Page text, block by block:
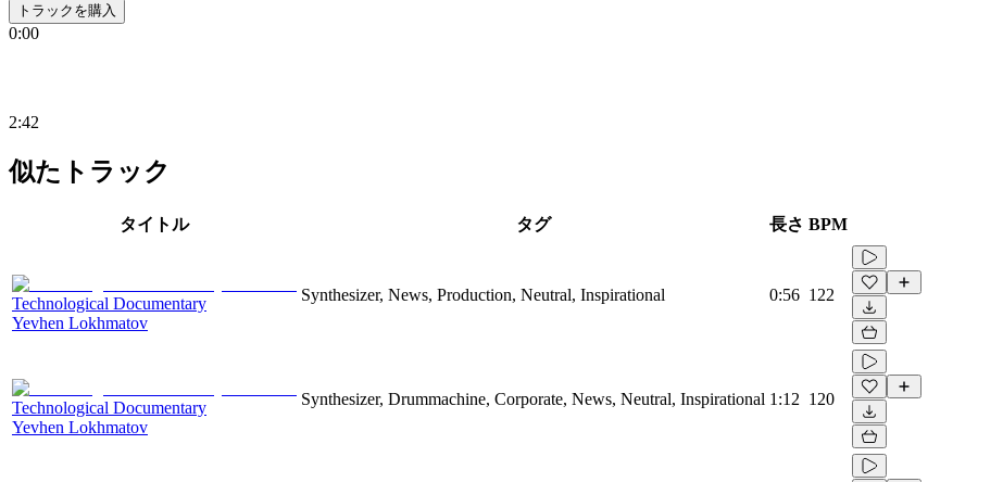
トラックを購入
0:00
2:42
似たトラック
タイトル タグ 長さ BPM
Technological Documentary
Yevhen Lokhmatov
Synthesizer, News, Production, Neutral, Inspirational 0:56 122
Technological Documentary
Yevhen Lokhmatov
Synthesizer, Drummachine, Corporate, News, Neutral, Inspirational 1:12 120